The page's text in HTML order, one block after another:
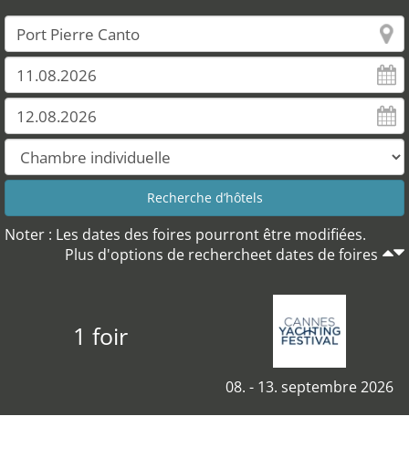
Noter : Les dates des foires pourront être modifiées.
Plus d'options de rechercheet dates de foires
1 foir
08. - 13. septembre 2026